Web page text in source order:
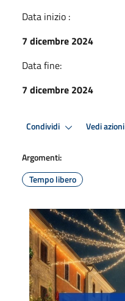
Data inizio :
7 dicembre 2024
Data fine:
7 dicembre 2024
Condividi Vedi azioni
Argomenti:
Tempo libero